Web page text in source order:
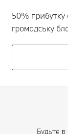
50% прибутку
громадську
Будьте в